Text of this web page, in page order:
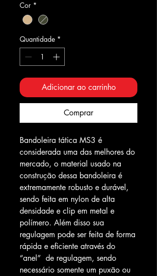
Cor *
Quantidade *
Adicionar ao carrinho
Comprar
Bandoleira tática MS3 é
considerada uma das melhores do
mercado, o material usado na
construção dessa bandoleira é
extremamente robusto e durável,
sendo feita em nylon de alta
densidade e clip em metal e
polímero. Além disso sua
regulagem pode ser feita de forma
rápida e eficiente através do
“anel” de regulagem, sendo
necessário somente um puxão ou